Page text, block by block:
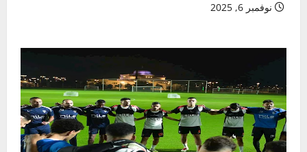
نوفمبر 6, 2025